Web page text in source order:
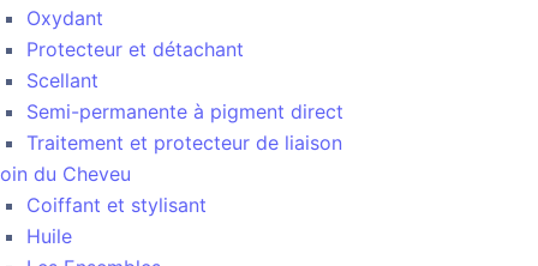
Oxydant
Protecteur et détachant
Scellant
Semi-permanente à pigment direct
Traitement et protecteur de liaison
du Cheveu
Coiffant et stylisant
Huile